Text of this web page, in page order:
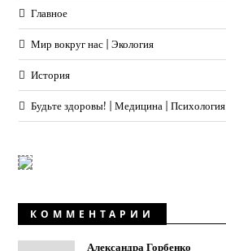
Главное
Мир вокруг нас | Экология
История
Будьте здоровы! | Медицина | Психология
КОММЕНТАРИИ
Александра Горбенко